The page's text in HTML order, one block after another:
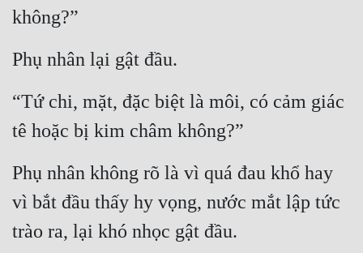
không?”
Phụ nhân lại gật đầu.
“Tứ chi, mặt, đặc biệt là môi, có cảm giác
tê hoặc bị kim châm không?”
Phụ nhân không rõ là vì quá đau khổ hay
vì bắt đầu thấy hy vọng, nước mắt lập tức
trào ra, lại khó nhọc gật đầu.